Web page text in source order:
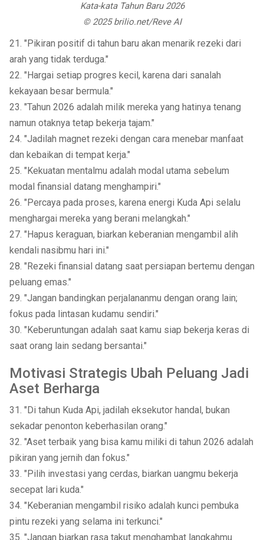
Kata-kata Tahun Baru 2026
© 2025 brilio.net/Reve AI
21. "Pikiran positif di tahun baru akan menarik rezeki dari
arah yang tidak terduga."
22. "Hargai setiap progres kecil, karena dari sanalah
kekayaan besar bermula."
23. "Tahun 2026 adalah milik mereka yang hatinya tenang
namun otaknya tetap bekerja tajam."
24. "Jadilah magnet rezeki dengan cara menebar manfaat
dan kebaikan di tempat kerja."
25. "Kekuatan mentalmu adalah modal utama sebelum
modal finansial datang menghampiri."
26. "Percaya pada proses, karena energi Kuda Api selalu
menghargai mereka yang berani melangkah."
27. "Hapus keraguan, biarkan keberanian mengambil alih
kendali nasibmu hari ini."
28. "Rezeki finansial datang saat persiapan bertemu dengan
peluang emas."
29. "Jangan bandingkan perjalananmu dengan orang lain;
fokus pada lintasan kudamu sendiri."
30. "Keberuntungan adalah saat kamu siap bekerja keras di
saat orang lain sedang bersantai."
Motivasi Strategis Ubah Peluang Jadi
Aset Berharga
31. "Di tahun Kuda Api, jadilah eksekutor handal, bukan
sekadar penonton keberhasilan orang."
32. "Aset terbaik yang bisa kamu miliki di tahun 2026 adalah
pikiran yang jernih dan fokus."
33. "Pilih investasi yang cerdas, biarkan uangmu bekerja
secepat lari kuda."
34. "Keberanian mengambil risiko adalah kunci pembuka
pintu rezeki yang selama ini terkunci."
35. "Jangan biarkan rasa takut menghambat langkahmu